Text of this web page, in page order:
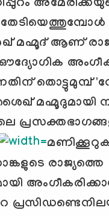
മഹ്മൂദ് ആണ്
ഔദ്യോഗിക
മഹ്മൂദുമായി
രാജ്യത്തെ